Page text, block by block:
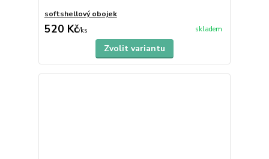
softshellový obojek
520 Kč/ks skladem
Zvolit variantu